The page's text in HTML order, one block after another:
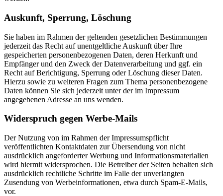
Auskunft, Sperrung, Löschung
Sie haben im Rahmen der geltenden gesetzlichen Bestimmungen
jederzeit das Recht auf unentgeltliche Auskunft über Ihre
gespeicherten personenbezogenen Daten, deren Herkunft und
Empfänger und den Zweck der Datenverarbeitung und ggf. ein
Recht auf Berichtigung, Sperrung oder Löschung dieser Daten.
Hierzu sowie zu weiteren Fragen zum Thema personenbezogene
Daten können Sie sich jederzeit unter der im Impressum
angegebenen Adresse an uns wenden.
Widerspruch gegen Werbe-Mails
Der Nutzung von im Rahmen der Impressumspflicht
veröffentlichten Kontaktdaten zur Übersendung von nicht
ausdrücklich angeforderter Werbung und Informationsmaterialien
wird hiermit widersprochen. Die Betreiber der Seiten behalten sich
ausdrücklich rechtliche Schritte im Falle der unverlangten
Zusendung von Werbeinformationen, etwa durch Spam-E-Mails,
vor.